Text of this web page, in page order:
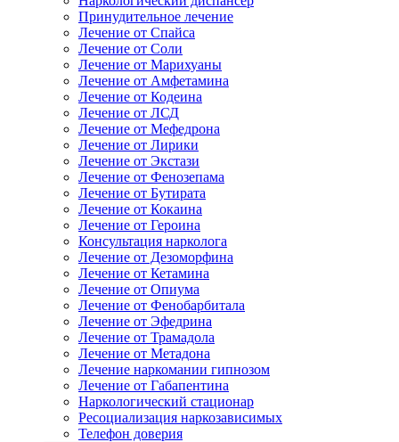
Принудительное лечение
Лечение от Спайса
Лечение от Соли
Лечение от Марихуаны
Лечение от Амфетамина
Лечение от Кодеина
Лечение от ЛСД
Лечение от Мефедрона
Лечение от Лирики
Лечение от Экстази
Лечение от Фенозепама
Лечение от Бутирата
Лечение от Кокаина
Лечение от Героина
Консультация нарколога
Лечение от Дезоморфина
Лечение от Кетамина
Лечение от Опиума
Лечение от Фенобарбитала
Лечение от Эфедрина
Лечение от Трамадола
Лечение от Метадона
Лечение наркомании гипнозом
Лечение от Габапентина
Наркологический стационар
Ресоциализация наркозависимых
Телефон доверия